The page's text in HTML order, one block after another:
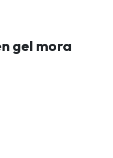
gel mora